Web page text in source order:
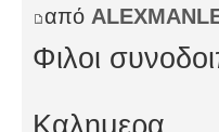
από
Φιλοι
Καλημερα